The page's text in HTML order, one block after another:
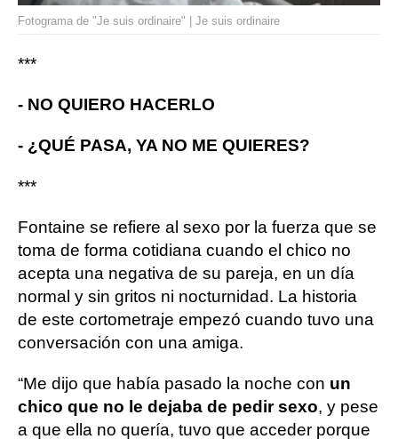
Fotograma de "Je suis ordinaire" | Je suis ordinaire
***
- NO QUIERO HACERLO
- ¿QUÉ PASA, YA NO ME QUIERES?
***
Fontaine se refiere al sexo por la fuerza que se
toma de forma cotidiana cuando el chico no
acepta una negativa de su pareja, en un día
normal y sin gritos ni nocturnidad. La historia
de este cortometraje empezó cuando tuvo una
conversación con una amiga.
“Me dijo que había pasado la noche con un
chico que no le dejaba de pedir sexo, y pese
a que ella no quería, tuvo que acceder porque